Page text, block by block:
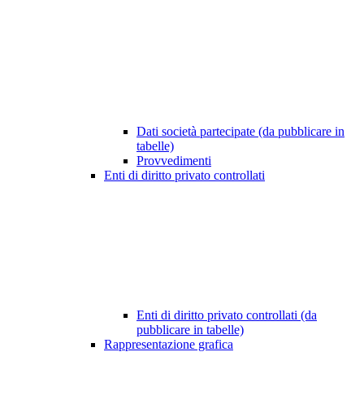
Dati società partecipate (da pubblicare in
tabelle)
Provvedimenti
Enti di diritto privato controllati
Enti di diritto privato controllati (da
pubblicare in tabelle)
Rappresentazione grafica